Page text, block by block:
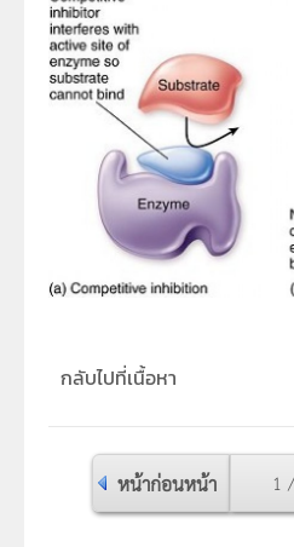
กลับไปที่เนื้อหา
หน้าก่อนหน้า 1